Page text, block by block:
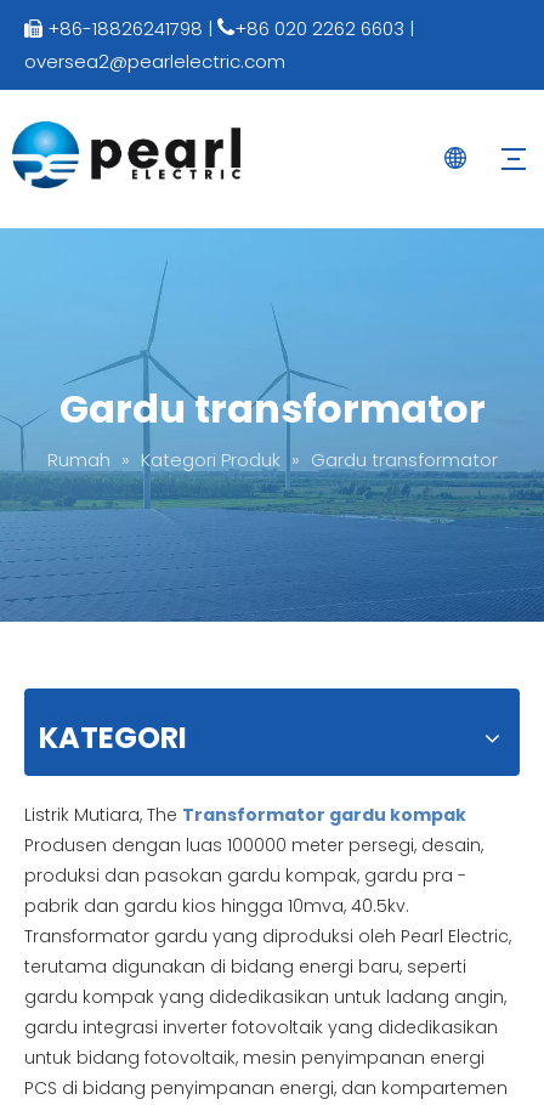
 +86-18826241798 | +86 020 2262 6603 |
oversea2@pearlelectric.com
Gardu transformator
Rumah » Kategori Produk » Gardu transformator
KATEGORI
Listrik Mutiara, The Transformator gardu kompak
Produsen dengan luas 100000 meter persegi, desain,
produksi dan pasokan gardu kompak, gardu pra -
pabrik dan gardu kios hingga 10mva, 40.5kv.
Transformator gardu yang diproduksi oleh Pearl Electric,
terutama digunakan di bidang energi baru, seperti
gardu kompak yang didedikasikan untuk ladang angin,
gardu integrasi inverter fotovoltaik yang didedikasikan
untuk bidang fotovoltaik, mesin penyimpanan energi
PCS di bidang penyimpanan energi, dan kompartemen